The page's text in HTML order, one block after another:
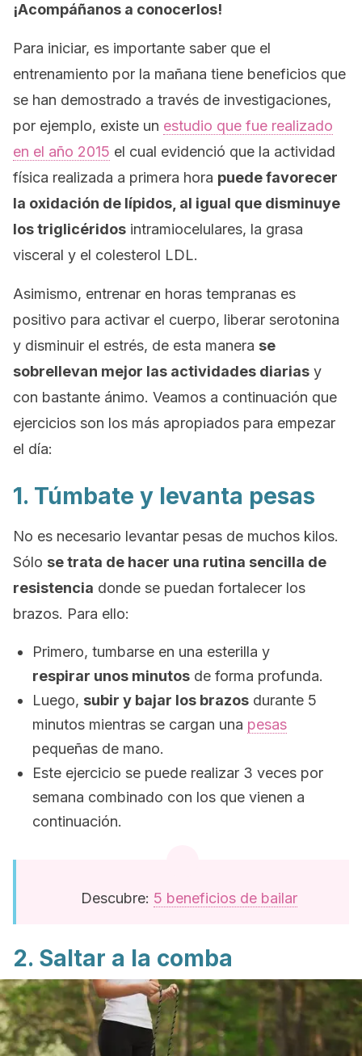
¡Acompáñanos a conocerlos!
Para iniciar, es importante saber que el
entrenamiento por la mañana tiene beneficios que
se han demostrado a través de investigaciones,
por ejemplo, existe un estudio que fue realizado
en el año 2015 el cual evidenció que la actividad
física realizada a primera hora puede favorecer
la oxidación de lípidos, al igual que disminuye
los triglicéridos intramiocelulares, la grasa
visceral y el colesterol LDL.
Asimismo, entrenar en horas tempranas es
positivo para activar el cuerpo, liberar serotonina
y disminuir el estrés, de esta manera se
sobrellevan mejor las actividades diarias y
con bastante ánimo. Veamos a continuación que
ejercicios son los más apropiados para empezar
el día:
1. Túmbate y levanta pesas
No es necesario levantar pesas de muchos kilos.
Sólo se trata de hacer una rutina sencilla de
resistencia donde se puedan fortalecer los
brazos. Para ello:
Primero, tumbarse en una esterilla y
respirar unos minutos de forma profunda.
Luego, subir y bajar los brazos durante 5
minutos mientras se cargan una pesas
pequeñas de mano.
Este ejercicio se puede realizar 3 veces por
semana combinado con los que vienen a
continuación.
Descubre: 5 beneficios de bailar
2. Saltar a la comba